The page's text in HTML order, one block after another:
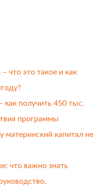
что это такое и как
как получить 450 тыс.
программы
материнский капитал не
что важно знать